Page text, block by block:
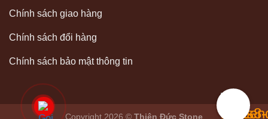
Chính sách giao hàng
Chính sách đổi hàng
Chính sách bảo mật thông tin
Copyright 2026 © Thiên Đức Stone